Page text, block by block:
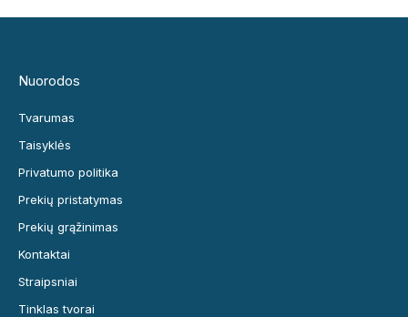
Nuorodos
Tvarumas
Taisyklės
Privatumo politika
Prekių pristatymas
Prekių grąžinimas
Kontaktai
Straipsniai
Tinklas tvorai